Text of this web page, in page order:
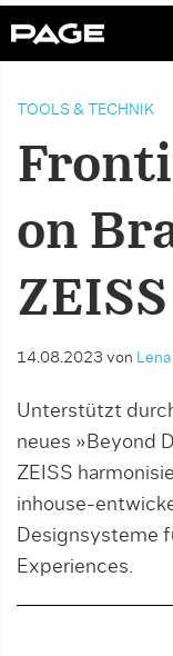
TOOLS & TECHNIK
on
ZEISS
14.08.2023 von
Unterstützt
neues »Beyond
ZEISS
inhouse-
Designsysteme
Experiences.